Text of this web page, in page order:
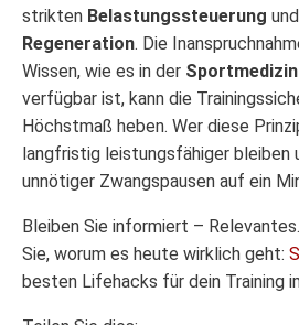
strikten Belastungssteuerung
Regeneration. Die
Wissen, wie es in der Sportmedizin
verfügbar ist, kann die
Höchstmaß heben. Wer diese
langfristig leistungsfähiger bleiben
unnötiger Zwangspausen auf ein
Bleiben Sie informiert –
Sie, worum es heute wirklich geht:
besten Lifehacks für dein Training